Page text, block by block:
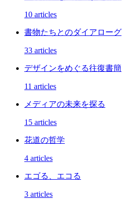
10 articles
書物たちとのダイアローグ
33 articles
デザインをめぐる往復書簡
11 articles
メディアの未来を探る
15 articles
花道の哲学
4 articles
エゴる、エコる
3 articles